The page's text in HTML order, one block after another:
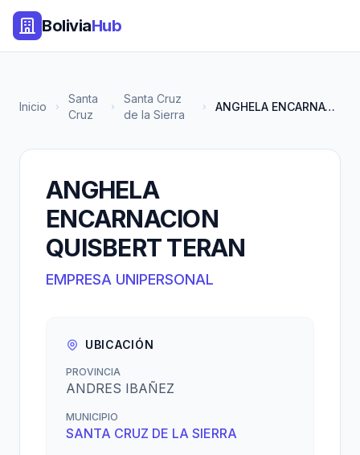
BoliviaHub
Inicio
Santa
Cruz
Santa Cruz
de la Sierra
ANGHELA ENCARNACION QUISBERT T...
ANGHELA
ENCARNACION
QUISBERT TERAN
EMPRESA UNIPERSONAL
UBICACIÓN
PROVINCIA
ANDRES IBAÑEZ
MUNICIPIO
SANTA CRUZ DE LA SIERRA